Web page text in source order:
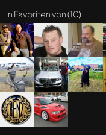
in Favoriten von (10)